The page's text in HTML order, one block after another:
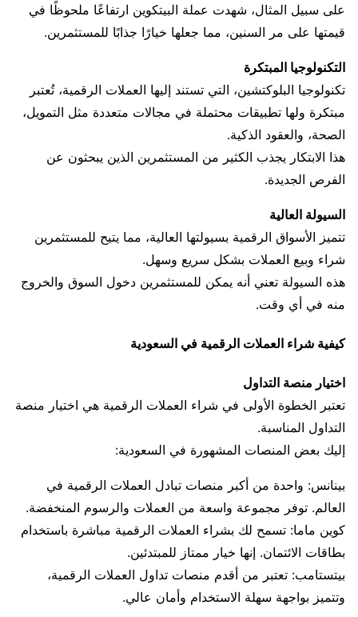
على سبيل المثال، شهدت عملة البيتكوين ارتفاعًا ملحوظًا في
قيمتها على مر السنين، مما جعلها خيارًا جذابًا للمستثمرين.
التكنولوجيا المبتكرة
تكنولوجيا البلوكتشين، التي تستند إليها العملات الرقمية، تُعتبر
مبتكرة ولها تطبيقات محتملة في مجالات متعددة مثل التمويل،
الصحة، والعقود الذكية.
هذا الابتكار يجذب الكثير من المستثمرين الذين يبحثون عن
الفرص الجديدة.
السيولة العالية
تتميز الأسواق الرقمية بسيولتها العالية، مما يتيح للمستثمرين
شراء وبيع العملات بشكل سريع وسهل.
هذه السيولة تعني أنه يمكن للمستثمرين دخول السوق والخروج
منه في أي وقت.
كيفية شراء العملات الرقمية في السعودية
اختيار منصة التداول
تعتبر الخطوة الأولى في شراء العملات الرقمية هي اختيار منصة
التداول المناسبة.
إليك بعض المنصات المشهورة في السعودية:
بينانس: واحدة من أكبر منصات تبادل العملات الرقمية في
العالم. توفر مجموعة واسعة من العملات والرسوم المنخفضة.
كوين ماما: تسمح لك بشراء العملات الرقمية مباشرة باستخدام
بطاقات الائتمان. إنها خيار ممتاز للمبتدئين.
بيتستامب: تعتبر من أقدم منصات تداول العملات الرقمية،
وتتميز بواجهة سهلة الاستخدام وأمان عالي.